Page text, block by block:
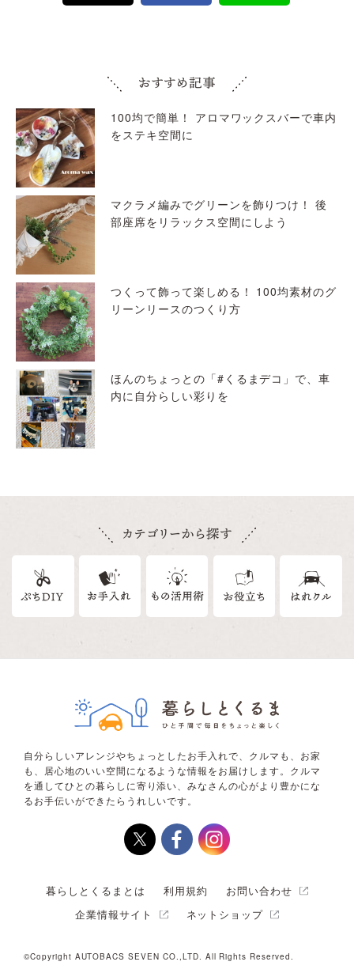
100均で簡単！ アロマワックスバーで車内
をステキ空間に
マクラメ編みでグリーンを飾りつけ！ 後
部座席をリラックス空間にしよう
つくって飾って楽しめる！ 100均素材のグ
リーンリースのつくり方
ほんのちょっとの「#くるまデコ」で、車
内に自分らしい彩りを
自分らしいアレンジやちょっとしたお手入れで、クルマも、お家
も、居心地のいい空間になるような情報をお届けします。クルマ
を通してひとの暮らしに寄り添い、みなさんの心がより豊かにな
るお手伝いができたらうれしいです。
暮らしとくるまとは 利用規約
お問い合わせ
企業情報サイト
ネットショップ
©Copyright AUTOBACS SEVEN CO.,LTD. All Rights Reserved.